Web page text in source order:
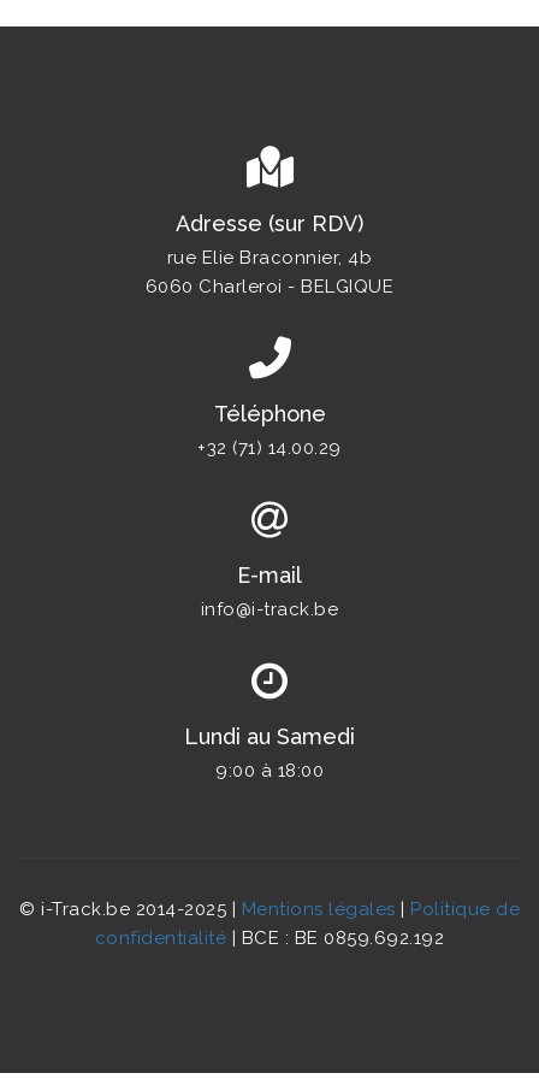
Adresse (sur RDV)
rue Elie Braconnier, 4b
6060 Charleroi - BELGIQUE
Téléphone
+32 (71) 14.00.29
E-mail
info@i-track.be
Lundi au Samedi
9:00 à 18:00
© i-Track.be 2014-2025 | Mentions légales | Politique de
confidentialité | BCE : BE 0859.692.192